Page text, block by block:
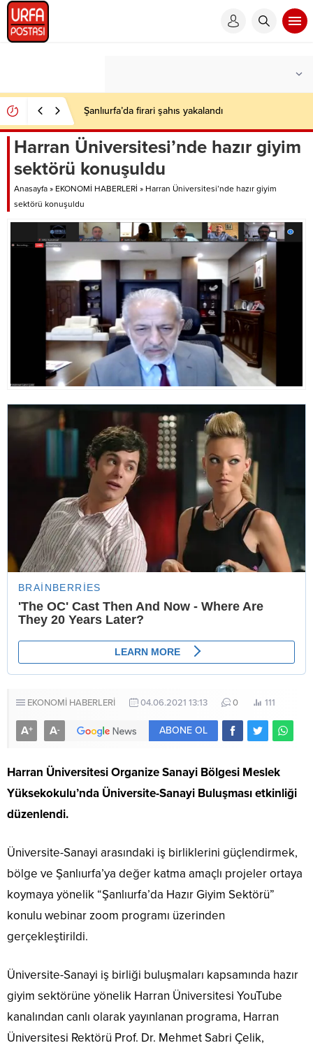
Şanlıurfa’da firari şahıs yakalandı
Harran Üniversitesi’nde hazır giyim
sektörü konuşuldu
Anasayfa » EKONOMİ HABERLERİ » Harran Üniversitesi’nde hazır giyim
sektörü konuşuldu
EKONOMİ HABERLERİ 04.06.2021 13:13 0 111
A+ A- ABONE OL
Harran Üniversitesi Organize Sanayi Bölgesi Meslek
Yüksekokulu’nda Üniversite-Sanayi Buluşması etkinliği
düzenlendi.
Üniversite-Sanayi arasındaki iş birliklerini güçlendirmek,
bölge ve Şanlıurfa’ya değer katma amaçlı projeler ortaya
koymaya yönelik “Şanlıurfa’da Hazır Giyim Sektörü”
konulu webinar zoom programı üzerinden
gerçekleştirildi.
Üniversite-Sanayi iş birliği buluşmaları kapsamında hazır
giyim sektörüne yönelik Harran Üniversitesi YouTube
kanalından canlı olarak yayınlanan programa, Harran
Üniversitesi Rektörü Prof. Dr. Mehmet Sabri Çelik,